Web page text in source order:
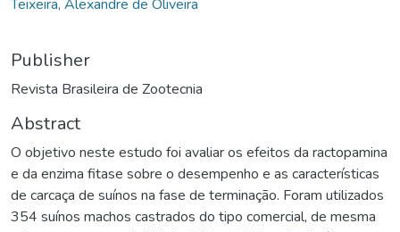
Teixeira, Alexandre de Oliveira
Publisher
Revista Brasileira de Zootecnia
Abstract
O objetivo neste estudo foi avaliar os efeitos da ractopamina
e da enzima fitase sobre o desempenho e as características
de carcaça de suínos na fase de terminação. Foram utilizados
354 suínos machos castrados do tipo comercial, de mesma